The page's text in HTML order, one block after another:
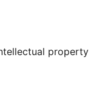
property